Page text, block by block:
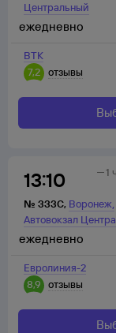
Центральный
ВТК
7,2
отзывы
ежедневно
13:10
№ 333С, Воронеж,
Автовокзал
1
Евролиния-2
8,9
отзывы
ежедневно